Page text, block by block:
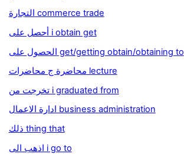
التجارة commerce trade
أحصل على i obtain get
الحصول على get/getting obtain/obtaining to
محاضرة ج محاضرات lecture
تخرجت من i graduated from
ادارة الاعمال business administration
ذلك thing that
اذهب الى i go to